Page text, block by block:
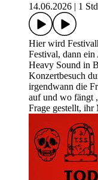
14.06.2026
1
Hier wird
Festival, dann
Heavy Sound in
Konzertbesuch
irgendwann die
auf und wo fängt
Frage gestellt, ihr